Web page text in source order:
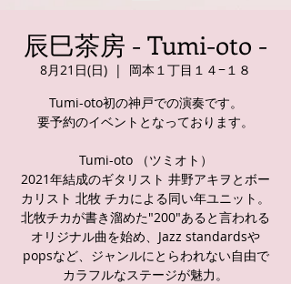
辰巳茶房 - Tumi-oto -
8月21日(日)
  |
岡本１丁目１４−１８
Tumi-oto初の神戸での演奏です。
要予約のイベントとなっております。
Tumi-oto （ツミオト）
2021年結成のギタリスト 井野アキヲとボー
カリスト 北牧 チカによる同い年ユニット。
北牧チカが書き溜めた"200"あると言われる
オリジナル曲を始め、Jazz standardsや
popsなど、ジャンルにとらわれない自由で
カラフルなステージが魅力。